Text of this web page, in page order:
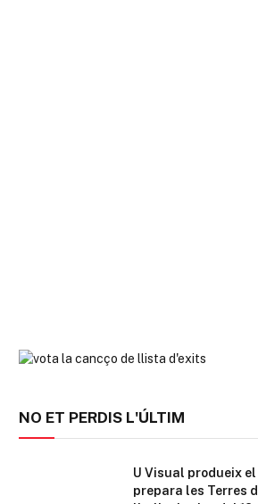
NO ET PERDIS L'ÚLTIM
U Visual produeix
prepara les Terres